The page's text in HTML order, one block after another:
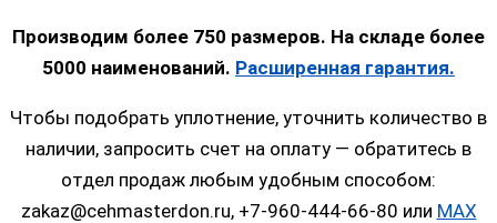
Производим более 750 размеров. На складе более
5000 наименований. Расширенная гарантия.
Чтобы подобрать уплотнение, уточнить количество в
наличии, запросить счет на оплату — обратитесь в
отдел продаж любым удобным способом:
zakaz@cehmasterdon.ru, +7-960-444-66-80 или MAX